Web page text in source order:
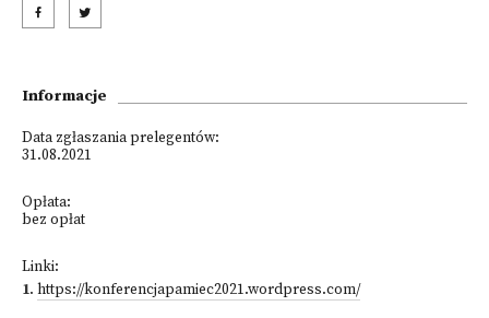
Informacje
Data zgłaszania prelegentów:
31.08.2021
Opłata:
bez opłat
Linki:
1. https://konferencjapamiec2021.wordpress.com/